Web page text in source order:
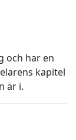
och har en
kapitel
är i.